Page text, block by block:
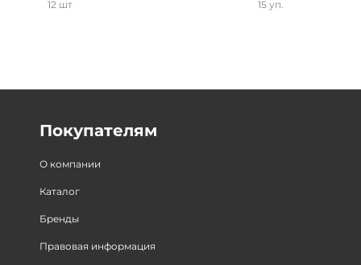
12 шт
15 уп.
Покупателям
О компании
Каталог
Бренды
Правовая информация